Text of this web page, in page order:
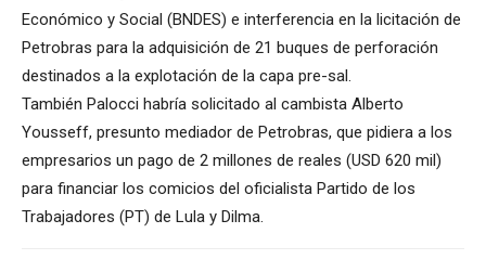
Económico y Social (BNDES) e interferencia en la licitación de
Petrobras para la adquisición de 21 buques de perforación
destinados a la explotación de la capa pre-sal.
También Palocci habría solicitado al cambista Alberto
Yousseff, presunto mediador de Petrobras, que pidiera a los
empresarios un pago de 2 millones de reales (USD 620 mil)
para financiar los comicios del oficialista Partido de los
Trabajadores (PT) de Lula y Dilma.